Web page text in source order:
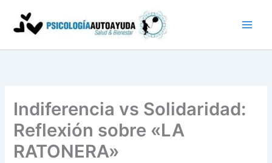
contenido
Indiferencia vs Solidaridad:
Reflexión sobre «LA
RATONERA»